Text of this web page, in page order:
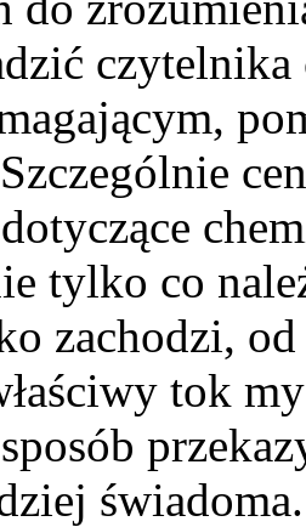
tylko co
zachodzi,
tok
świadoma.